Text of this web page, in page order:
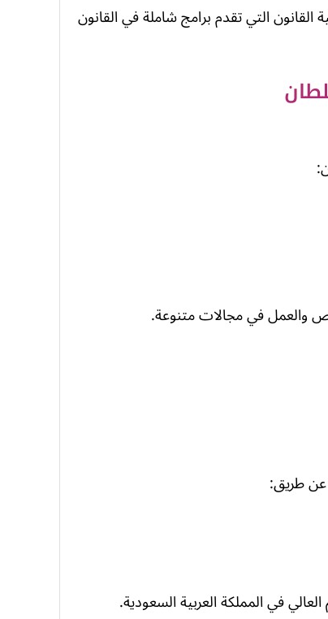
التي تقدم برامج شاملة في القانون
والعمل في مجالات متنوعة.
عن طريق:
في المملكة العربية السعودية.